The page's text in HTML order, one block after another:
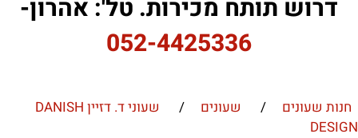
דרוש תותח מכירות. טל': אהרון-
052-4425336
חנות שעונים / שעונים /
שעוני ד. דזיין DANISH
DESIGN